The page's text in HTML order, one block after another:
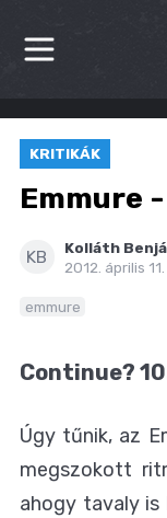
HÍREK
KRITIKÁK
INTERJÚK
KULT
MÁSVILÁG
BLOG
KRITIKÁK
Emmure
KB
Kolláth
2012. április 11.
emmure
Continue?
Úgy tűnik, az
megszokott
ahogy tavaly is